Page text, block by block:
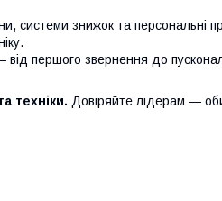
системи знижок та персональні
від першого звернення до
техніки. Довіряйте лідерам —